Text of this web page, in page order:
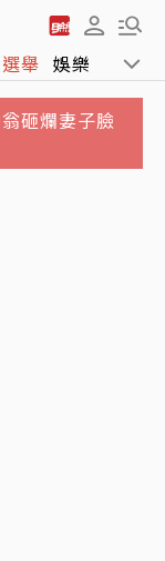
選舉 娛樂 運動
未來帳戶法